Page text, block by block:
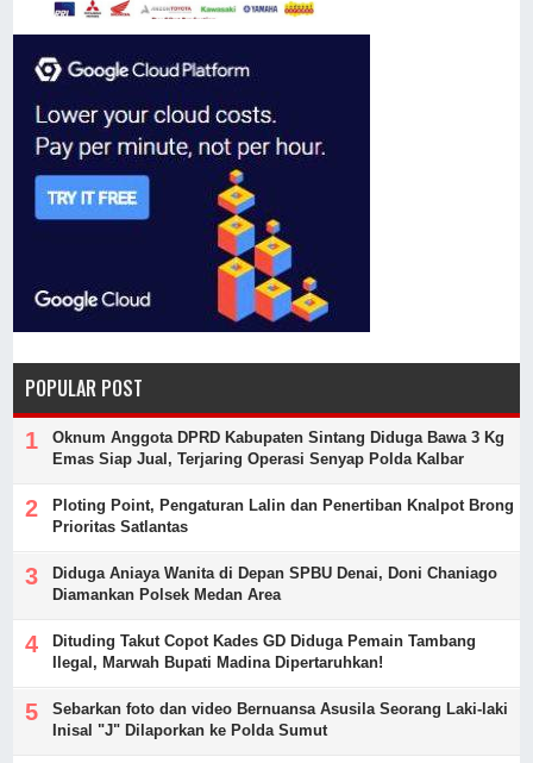
POPULAR POST
Oknum Anggota DPRD Kabupaten Sintang Diduga Bawa 3 Kg
Emas Siap Jual, Terjaring Operasi Senyap Polda Kalbar
Ploting Point, Pengaturan Lalin dan Penertiban Knalpot Brong
Prioritas Satlantas
Diduga Aniaya Wanita di Depan SPBU Denai, Doni Chaniago
Diamankan Polsek Medan Area
Dituding Takut Copot Kades GD Diduga Pemain Tambang
Ilegal, Marwah Bupati Madina Dipertaruhkan!
Sebarkan foto dan video Bernuansa Asusila Seorang Laki-laki
Inisal "J" Dilaporkan ke Polda Sumut